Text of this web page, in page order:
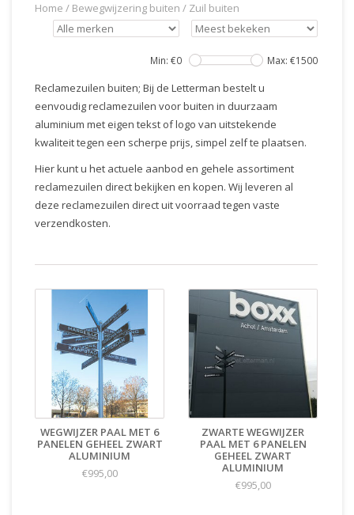
Home / Bewegwijzering buiten / Zuil buiten
Min: €0 Max: €1500
Reclamezuilen buiten; Bij de Letterman bestelt u
eenvoudig reclamezuilen voor buiten in duurzaam
aluminium met eigen tekst of logo van uitstekende
kwaliteit tegen een scherpe prijs, simpel zelf te plaatsen.
Hier kunt u het actuele aanbod en gehele assortiment
reclamezuilen direct bekijken en kopen. Wij leveren al
deze reclamezuilen direct uit voorraad tegen vaste
verzendkosten.
WEGWIJZER PAAL MET 6
PANELEN GEHEEL ZWART
ALUMINIUM
€995,00
ZWARTE WEGWIJZER
PAAL MET 6 PANELEN
GEHEEL ZWART
ALUMINIUM
€995,00